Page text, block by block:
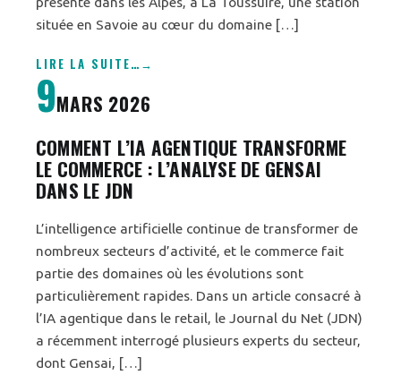
située en Savoie au cœur du domaine […]
LIRE LA SUITE…
9MARS 2026
COMMENT L’IA AGENTIQUE TRANSFORME
LE COMMERCE : L’ANALYSE DE GENSAI
DANS LE JDN
L’intelligence artificielle continue de transformer de
nombreux secteurs d’activité, et le commerce fait
partie des domaines où les évolutions sont
particulièrement rapides. Dans un article consacré à
l’IA agentique dans le retail, le Journal du Net (JDN)
a récemment interrogé plusieurs experts du secteur,
dont Gensai, […]